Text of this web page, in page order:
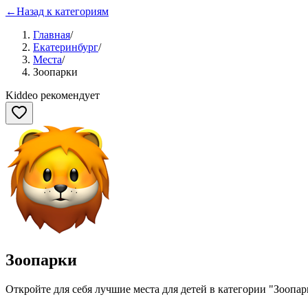
←Назад к категориям
Главная/
Екатеринбург/
Места/
Зоопарки
Kiddeo рекомендует
Зоопарки
Откройте для себя лучшие места для детей в категории "